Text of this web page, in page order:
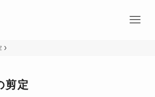
剪定